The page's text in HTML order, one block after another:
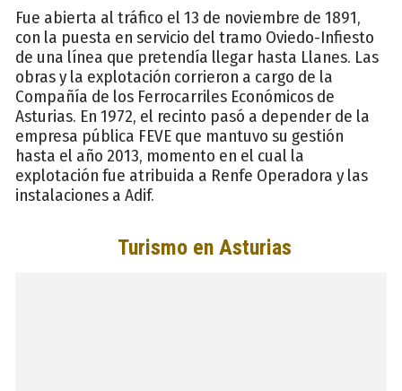
Fue abierta al tráfico el 13 de noviembre de 1891,
con la puesta en servicio del tramo Oviedo-Infiesto
de una línea que pretendía llegar hasta Llanes. Las
obras y la explotación corrieron a cargo de la
Compañía de los Ferrocarriles Económicos de
Asturias. En 1972, el recinto pasó a depender de la
empresa pública FEVE que mantuvo su gestión
hasta el año 2013, momento en el cual la
explotación fue atribuida a Renfe Operadora y las
instalaciones a Adif.